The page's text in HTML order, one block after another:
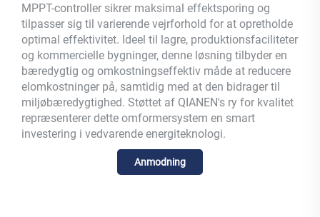
MPPT-controller sikrer maksimal effektsporing og
tilpasser sig til varierende vejrforhold for at opretholde
optimal effektivitet. Ideel til lagre, produktionsfaciliteter
og kommercielle bygninger, denne løsning tilbyder en
bæredygtig og omkostningseffektiv måde at reducere
elomkostninger på, samtidig med at den bidrager til
miljøbæredygtighed. Støttet af QIANEN's ry for kvalitet
repræsenterer dette omformersystem en smart
investering i vedvarende energiteknologi.
Anmodning